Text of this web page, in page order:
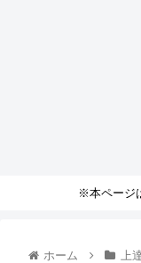
※本ページ
ホーム 上